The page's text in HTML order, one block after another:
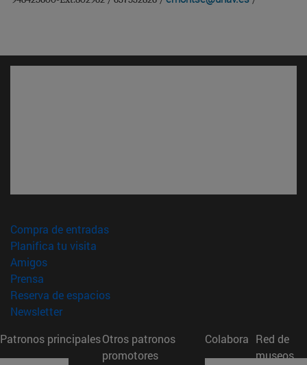
Compra de entradas(abre en nueva ventana)
Planifica tu visita
Amigos(abre en nueva ventana)
Prensa
Reserva de espacios(abre en nueva ventana)
Newsletter(abre en nueva ventana)
Patronos principalesOtros patronos
promotores
Colabora Red de
museos